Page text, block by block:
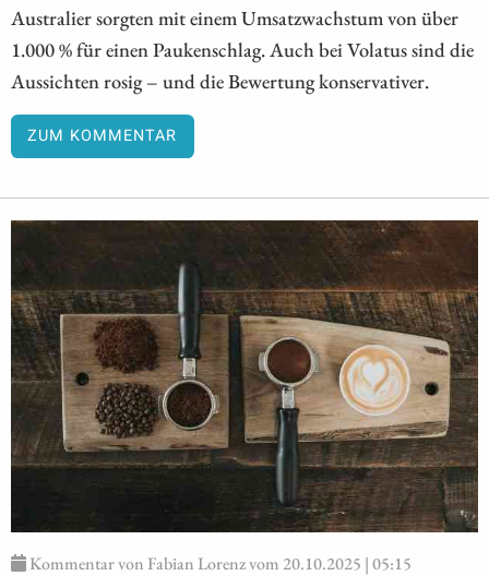
Australier sorgten mit einem Umsatzwachstum von über
1.000 % für einen Paukenschlag. Auch bei Volatus sind die
Aussichten rosig – und die Bewertung konservativer.
ZUM KOMMENTAR
Kommentar von Fabian Lorenz vom 20.10.2025 | 05:15